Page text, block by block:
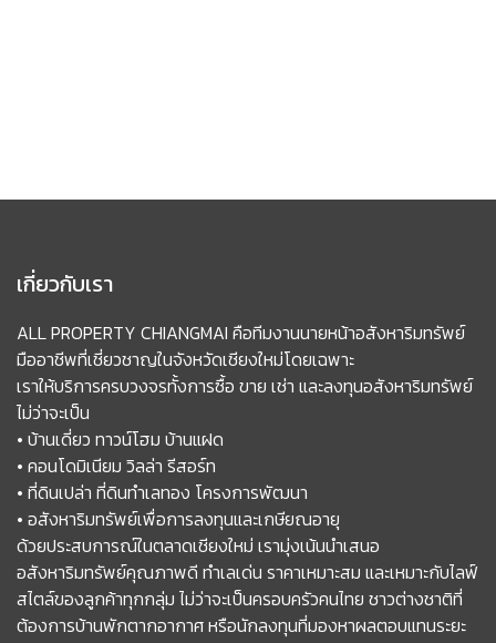
เกี่ยวกับเรา
ALL PROPERTY CHIANGMAI คือทีมงานนายหน้าอสังหาริมทรัพย์
มืออาชีพที่เชี่ยวชาญในจังหวัดเชียงใหม่โดยเฉพาะ
เราให้บริการครบวงจรทั้งการซื้อ ขาย เช่า และลงทุนอสังหาริมทรัพย์
ไม่ว่าจะเป็น
• บ้านเดี่ยว ทาวน์โฮม บ้านแฝด
• คอนโดมิเนียม วิลล่า รีสอร์ท
• ที่ดินเปล่า ที่ดินทำเลทอง โครงการพัฒนา
• อสังหาริมทรัพย์เพื่อการลงทุนและเกษียณอายุ
ด้วยประสบการณ์ในตลาดเชียงใหม่ เรามุ่งเน้นนำเสนอ
อสังหาริมทรัพย์คุณภาพดี ทำเลเด่น ราคาเหมาะสม และเหมาะกับไลฟ์
สไตล์ของลูกค้าทุกกลุ่ม ไม่ว่าจะเป็นครอบครัวคนไทย ชาวต่างชาติที่
ต้องการบ้านพักตากอากาศ หรือนักลงทุนที่มองหาผลตอบแทนระยะ